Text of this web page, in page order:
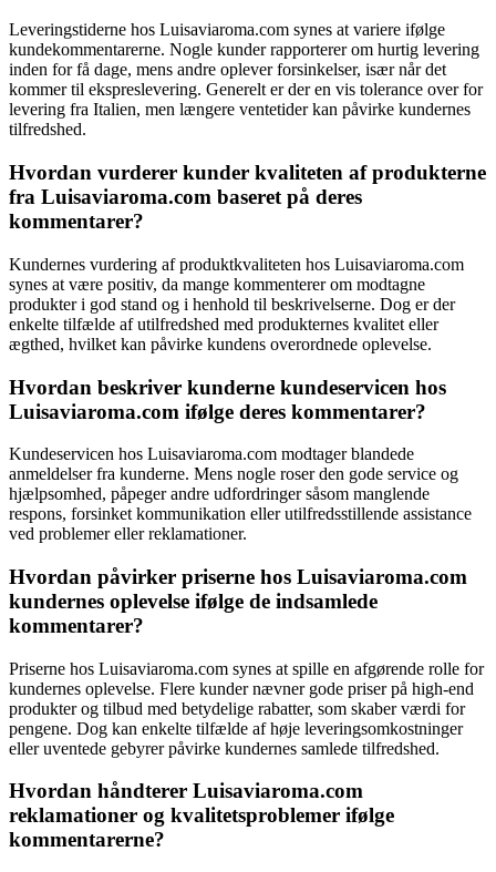
Leveringstiderne hos Luisaviaroma.com synes at variere ifølge
kundekommentarerne. Nogle kunder rapporterer om hurtig levering
inden for få dage, mens andre oplever forsinkelser, især når det
kommer til ekspreslevering. Generelt er der en vis tolerance over for
levering fra Italien, men længere ventetider kan påvirke kundernes
tilfredshed.
Hvordan vurderer kunder kvaliteten af produkterne
fra Luisaviaroma.com baseret på deres
kommentarer?
Kundernes vurdering af produktkvaliteten hos Luisaviaroma.com
synes at være positiv, da mange kommenterer om modtagne
produkter i god stand og i henhold til beskrivelserne. Dog er der
enkelte tilfælde af utilfredshed med produkternes kvalitet eller
ægthed, hvilket kan påvirke kundens overordnede oplevelse.
Hvordan beskriver kunderne kundeservicen hos
Luisaviaroma.com ifølge deres kommentarer?
Kundeservicen hos Luisaviaroma.com modtager blandede
anmeldelser fra kunderne. Mens nogle roser den gode service og
hjælpsomhed, påpeger andre udfordringer såsom manglende
respons, forsinket kommunikation eller utilfredsstillende assistance
ved problemer eller reklamationer.
Hvordan påvirker priserne hos Luisaviaroma.com
kundernes oplevelse ifølge de indsamlede
kommentarer?
Priserne hos Luisaviaroma.com synes at spille en afgørende rolle for
kundernes oplevelse. Flere kunder nævner gode priser på high-end
produkter og tilbud med betydelige rabatter, som skaber værdi for
pengene. Dog kan enkelte tilfælde af høje leveringsomkostninger
eller uventede gebyrer påvirke kundernes samlede tilfredshed.
Hvordan håndterer Luisaviaroma.com
reklamationer og kvalitetsproblemer ifølge
kommentarerne?